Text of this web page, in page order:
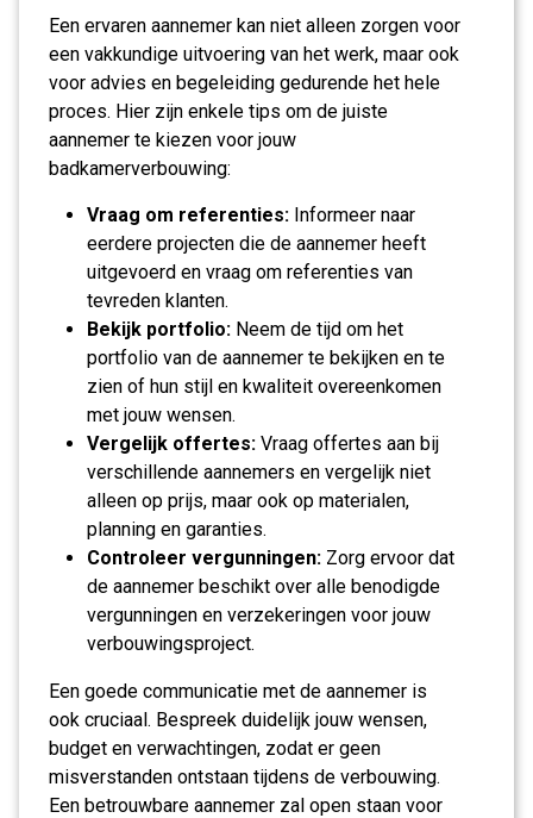
Een ervaren aannemer kan niet alleen zorgen voor
een vakkundige uitvoering van het werk, maar ook
voor advies en begeleiding gedurende het hele
proces. Hier zijn enkele tips om de juiste
aannemer te kiezen voor jouw
badkamerverbouwing:
Vraag om referenties: Informeer naar
eerdere projecten die de aannemer heeft
uitgevoerd en vraag om referenties van
tevreden klanten.
Bekijk portfolio: Neem de tijd om het
portfolio van de aannemer te bekijken en te
zien of hun stijl en kwaliteit overeenkomen
met jouw wensen.
Vergelijk offertes: Vraag offertes aan bij
verschillende aannemers en vergelijk niet
alleen op prijs, maar ook op materialen,
planning en garanties.
Controleer vergunningen: Zorg ervoor dat
de aannemer beschikt over alle benodigde
vergunningen en verzekeringen voor jouw
verbouwingsproject.
Een goede communicatie met de aannemer is
ook cruciaal. Bespreek duidelijk jouw wensen,
budget en verwachtingen, zodat er geen
misverstanden ontstaan tijdens de verbouwing.
Een betrouwbare aannemer zal open staan voor